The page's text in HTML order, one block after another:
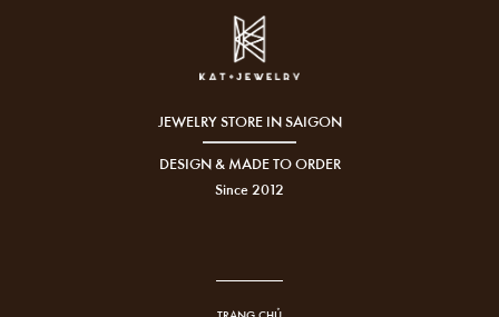
JEWELRY STORE IN SAIGON
DESIGN & MADE TO ORDER
Since 2012